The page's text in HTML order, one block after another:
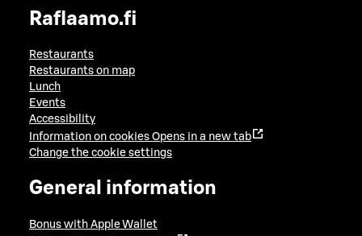
Raflaamo.fi
Restaurants
Restaurants on map
Lunch
Events
Accessibility
Information on cookies Opens in a new tab
Change the cookie settings
General information
Bonus with Apple Wallet